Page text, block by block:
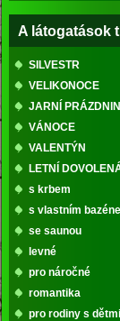
A látogatások
SILVESTR
VELIKONOCE
JARNÍ
VÁNOCE
VALENTÝN
LETNÍ
s krbem
s vlastním
se saunou
levné
pro náročné
romantika
pro rodiny s dětmi